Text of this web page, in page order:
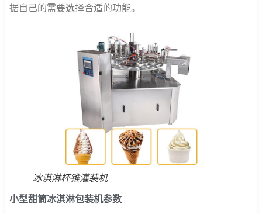
据自己的需要选择合适的功能。
冰淇淋杯锥灌装机
小型甜筒冰淇淋包装机参数